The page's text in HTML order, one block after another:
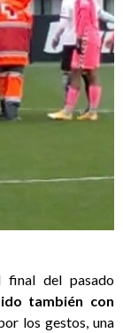
final del pasado
también con
los gestos, una